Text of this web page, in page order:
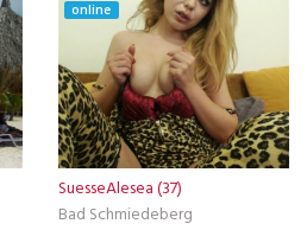
online
SuesseAlesea (37)
Bad Schmiedeberg